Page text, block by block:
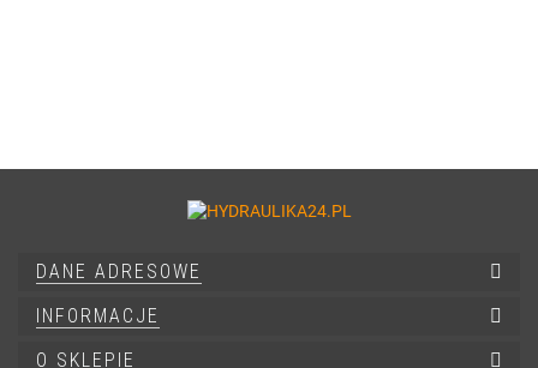
DANE ADRESOWE
INFORMACJE
O SKLEPIE